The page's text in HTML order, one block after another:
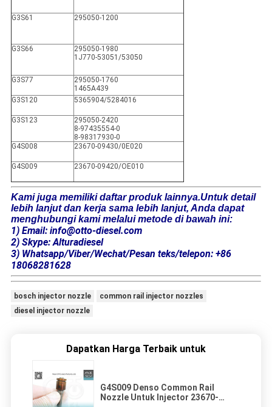
G3S61 295050-1200
G3S66
295050-1980
1J770-53051/53050
G3S77
295050-1760
1465A439
G3S120
5365904/5284016
G3S123
295050-2420
8-97435554-0
8-98317930-0
G4S008
23670-09430/0E020
G4S009 23670-09420/OE010
Kami juga memiliki daftar produk lainnya.Untuk detail
lebih lanjut dan kerja sama lebih lanjut, Anda dapat
menghubungi kami melalui metode di bawah ini:
1) Email: info@otto-diesel.com
2) Skype: Alturadiesel
3) Whatsapp/Viber/Wechat/Pesan teks/telepon: +86
18068281628
bosch injector nozzle
common rail injector nozzles
diesel injector nozzle
Dapatkan Harga Terbaik untuk
G4S009 Denso Common Rail
Nozzle Untuk Injector 23670-